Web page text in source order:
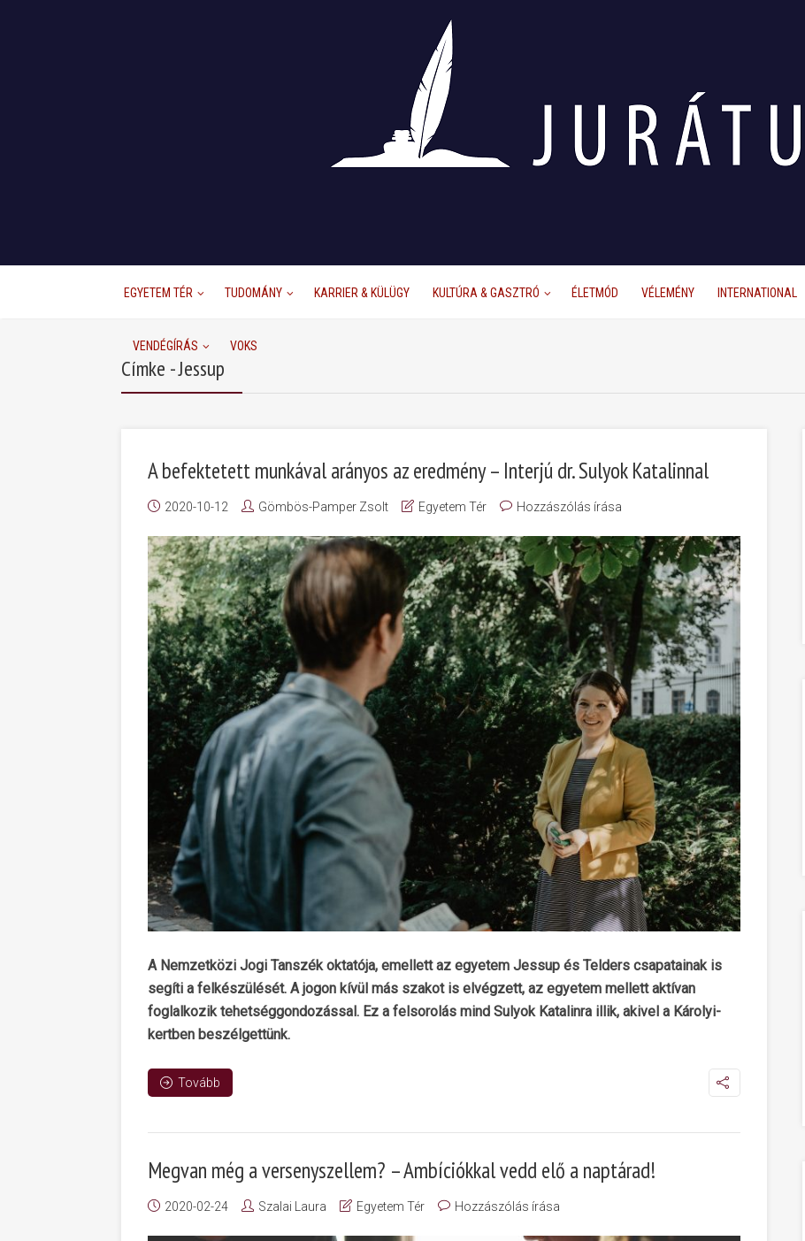
EGYETEM TÉR TUDOMÁNY KARRIER & KÜLÜGY KULTÚRA & GASZTRÓ ÉLETMÓD VÉLEMÉNY INTERNATIONAL
VENDÉGÍRÁS VOKS
Címke - Jessup
A befektetett munkával arányos az eredmény – Interjú dr. Sulyok Katalinnal
2020-10-12 Gömbös-Pamper Zsolt Egyetem Tér Hozzászólás írása
A Nemzetközi Jogi Tanszék oktatója, emellett az egyetem Jessup és Telders csapatainak is
segíti a felkészülését. A jogon kívül más szakot is elvégzett, az egyetem mellett aktívan
foglalkozik tehetséggondozással. Ez a felsorolás mind Sulyok Katalinra illik, akivel a Károlyi-
kertben beszélgettünk.
Tovább
Megvan még a versenyszellem? – Ambíciókkal vedd elő a naptárad!
2020-02-24 Szalai Laura Egyetem Tér Hozzászólás írása